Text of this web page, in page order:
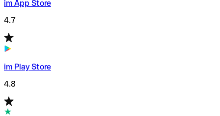
im App Store
4.7
im Play Store
4.8